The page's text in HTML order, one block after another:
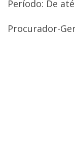
Período: De
Procurador-